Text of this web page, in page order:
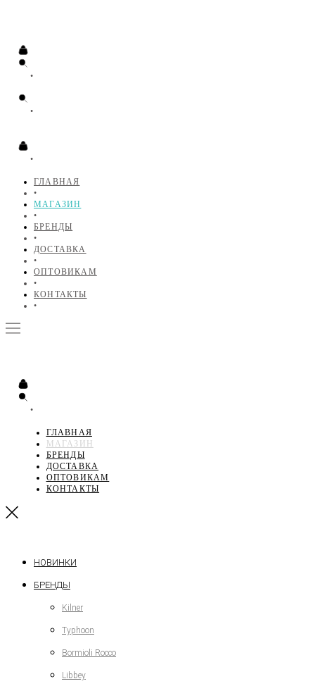
•
•
•
ГЛАВНАЯ
•
МАГАЗИН
•
БРЕНДЫ
•
ДОСТАВКА
•
ОПТОВИКАМ
•
КОНТАКТЫ
•
•
ГЛАВНАЯ
МАГАЗИН
БРЕНДЫ
ДОСТАВКА
ОПТОВИКАМ
КОНТАКТЫ
НОВИНКИ
БРЕНДЫ
Kilner
Typhoon
Bormioli Rocco
Libbey